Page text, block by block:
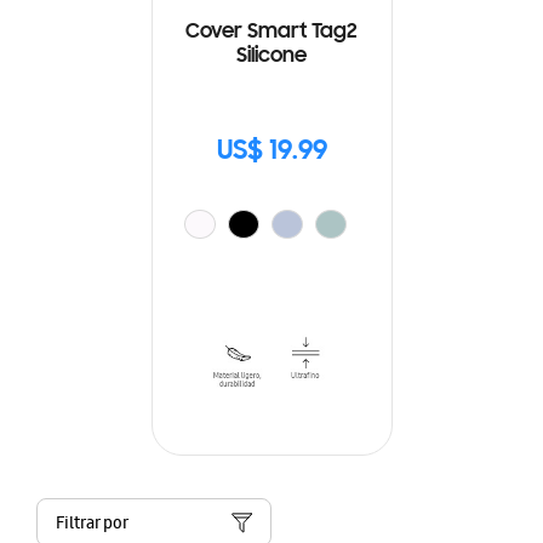
Cover Smart Tag2
Silicone
US$ 19.99
Filtrar por